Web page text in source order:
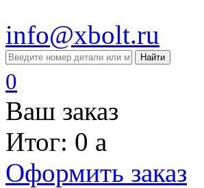
info@xbolt.ru
Найти
0
Ваш заказ
Итог: 0 a
Оформить заказ